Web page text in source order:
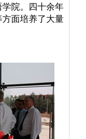
院。四十余年
面培养了大量